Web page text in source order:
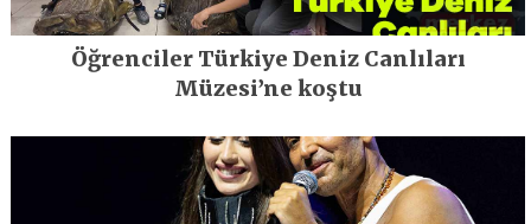
Öğrenciler Türkiye Deniz Canlıları
Müzesi’ne koştu